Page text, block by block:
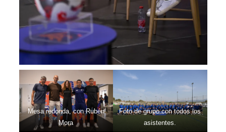
Mesa redonda, con Rubén
Mora
Foto de grupo con todos los
asistentes.